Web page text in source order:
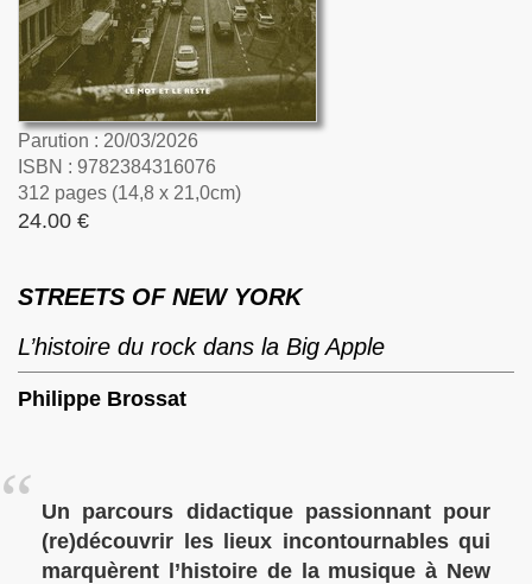
Parution : 20/03/2026
ISBN : 9782384316076
312 pages (14,8 x 21,0cm)
24.00 €
STREETS OF NEW YORK
L’histoire du rock dans la Big Apple
Philippe Brossat
Un parcours didactique passionnant pour
(re)découvrir les lieux incontournables qui
marquèrent l’histoire de la musique à New